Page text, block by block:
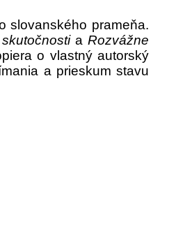
slovanského prameňa.
aRozvážne
o vlastný autorský
a prieskum stavu